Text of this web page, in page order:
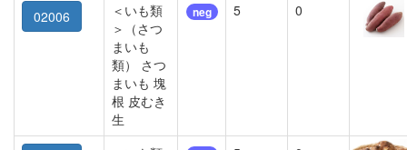
02006
＜いも類
＞（さつ
まいも
類） さつ
まいも 塊
根 皮むき
生
neg 5 0